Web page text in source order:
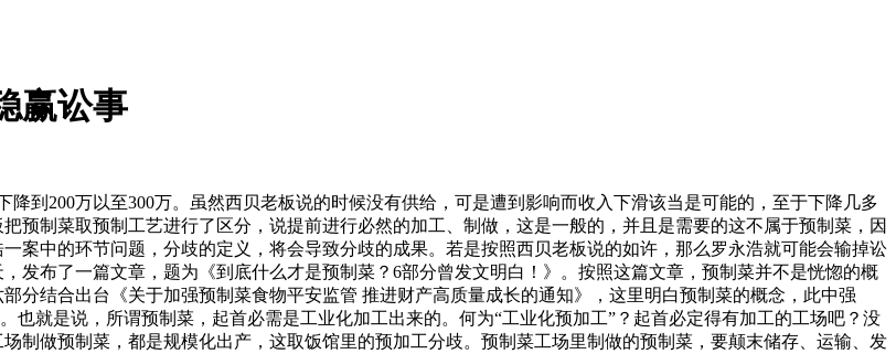
赢讼事
200万以至300万。虽然西贝老板说的时候没有供给，可是遭到影响而收入下滑该当是可能的，至于下降几多
预制菜取预制工艺进行了区分，说提前进行必然的加工、制做，这是一般的，并且是需要的这不属于预制菜，因
案中的环节问题，分歧的定义，将会导致分歧的成果。若是按照西贝老板说的如许，那么罗永浩就可能会输掉讼
发布了一篇文章，题为《到底什么才是预制菜？6部分曾发文明白！》。按照这篇文章，预制菜并不是恍惚的概
分结合出台《关于加强预制菜食物平安监管 推进财产高质量成长的通知》，这里明白预制菜的概念，此中强
也就是说，所谓预制菜，起首必需是工业化加工出来的。何为“工业化预加工”？起首必定得有加工的工场吧？没
制做预制菜，都是规模化出产，这取饭馆里的预加工分歧。预制菜工场里制做的预制菜，要颠末储存、运输、发